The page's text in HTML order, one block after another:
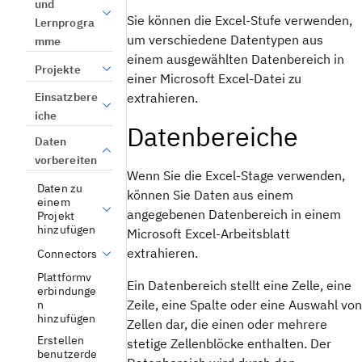
und
Lernprogra
mme
Projekte
Einsatzbere
iche
Daten
vorbereiten
Daten zu
einem
Projekt
hinzufügen
Connectors
Plattformv
erbindunge
n
hinzufügen
Erstellen
benutzerde
Sie können die Excel-Stufe verwenden,
um verschiedene Datentypen aus
einem ausgewählten Datenbereich in
einer Microsoft Excel-Datei zu
extrahieren.
Datenbereiche
Wenn Sie die Excel-Stage verwenden,
können Sie Daten aus einem
angegebenen Datenbereich in einem
Microsoft Excel-Arbeitsblatt
extrahieren.
Ein Datenbereich stellt eine Zelle, eine
Zeile, eine Spalte oder eine Auswahl von
Zellen dar, die einen oder mehrere
stetige Zellenblöcke enthalten. Der